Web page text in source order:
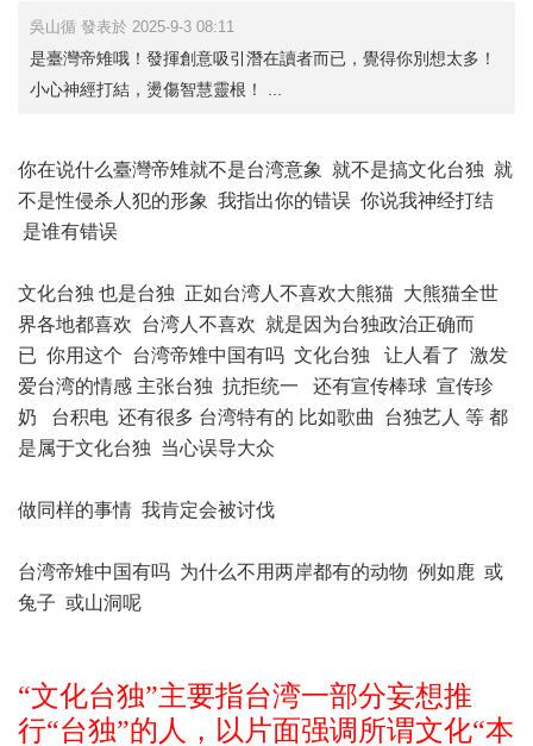
吳山循 發表於 2025-9-3 08:11
是臺灣帝雉哦！發揮創意吸引潛在讀者而已，覺得你別想太多！
小心神經打結，燙傷智慧靈根！ ...
你在说什么臺灣帝雉就不是台湾意象 就不是搞文化台独 就
不是性侵杀人犯的形象 我指出你的错误 你说我神经打结
是谁有错误
文化台独 也是台独 正如台湾人不喜欢大熊猫 大熊猫全世
界各地都喜欢 台湾人不喜欢 就是因为台独政治正确而
已 你用这个 台湾帝雉中国有吗 文化台独 让人看了 激发
爱台湾的情感 主张台独 抗拒统一 还有宣传棒球 宣传珍
奶 台积电 还有很多 台湾特有的 比如歌曲 台独艺人 等 都
是属于文化台独 当心误导大众
做同样的事情 我肯定会被讨伐
台湾帝雉中国有吗 为什么不用两岸都有的动物 例如鹿 或
兔子 或山洞呢
“文化台独”主要指台湾一部分妄想推
行“台独”的人，以片面强调所谓文化“本